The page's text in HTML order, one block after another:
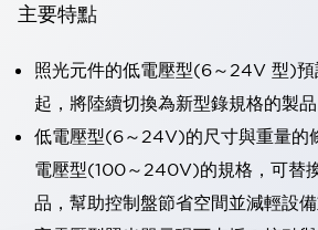
主要特點
照光元件的低電壓型(6～24V 型)
起，將陸續切換為新型錄規格的製品
低電壓型(6～24V)的尺寸與重量的
電壓型(100～240V)的規格，可替
品，幫助控制盤節省空間並減輕設備